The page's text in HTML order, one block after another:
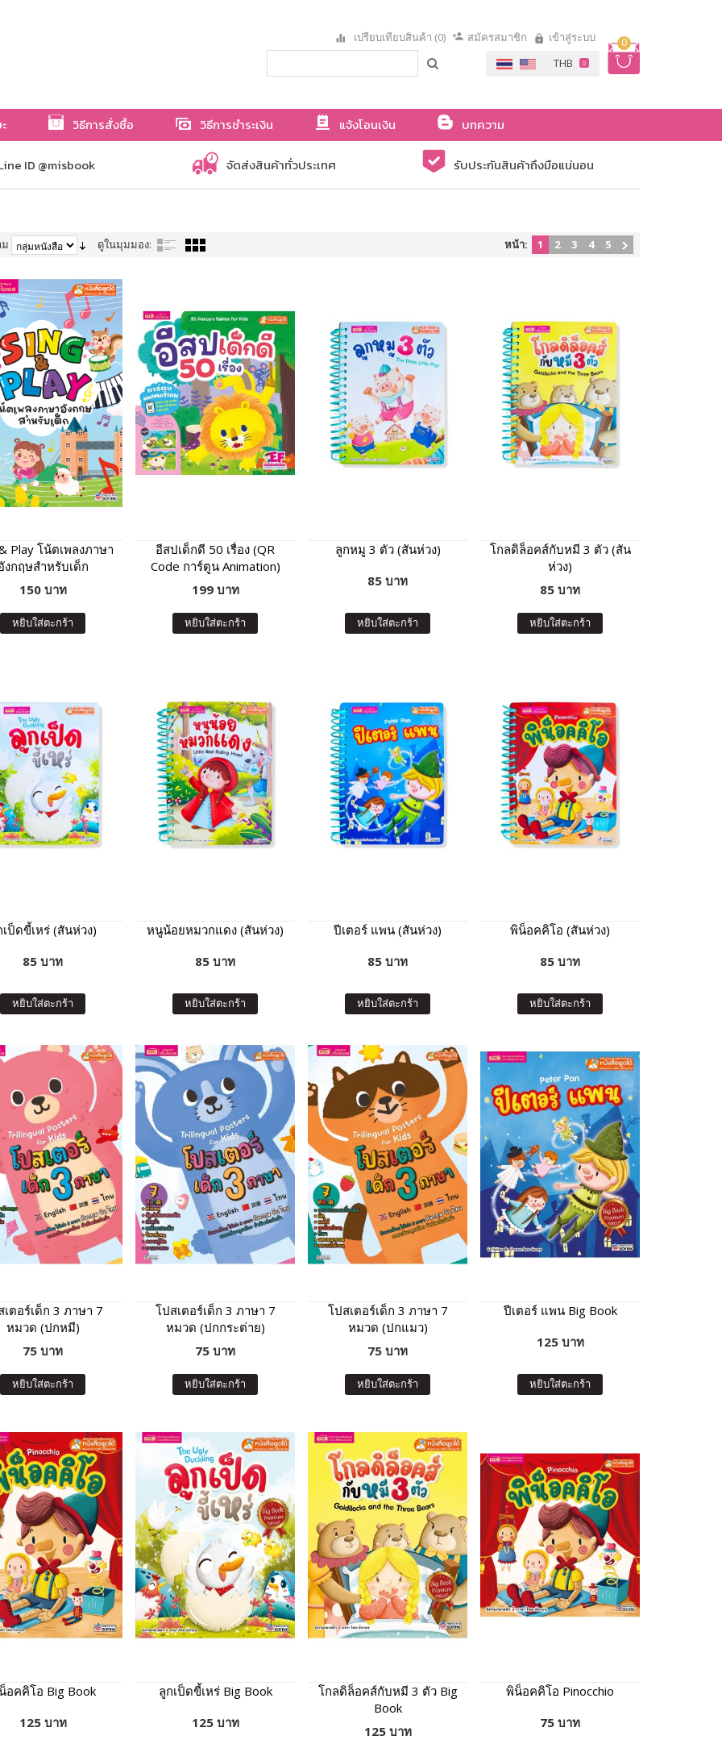
0
เปรียบเทียบสินค้า (0) สมัครสมาชิก เข้าสู่ระบบ
วิธีการสั่งซื้อ วิธีการชำระเงิน แจ้งโอนเงิน บทความ
ID @misbook จัดส่งสินค้าทั่วประเทศ รับประกันสินค้าถึงมือแน่นอน
ม ดูในมุมมอง: หน้า: 1 2 3 4 5
Play โน้ตเพลงภาษา
งกฤษสำหรับเด็ก
150 บาท
หยิบใส่ตะกร้า
อีสปเด็กดี 50 เรื่อง (QR
Code การ์ตูน Animation)
199 บาท
หยิบใส่ตะกร้า
ลูกหมู 3 ตัว (สันห่วง)
85 บาท
หยิบใส่ตะกร้า
โกลดิล็อคส์กับหมี 3 ตัว (สัน
ห่วง)
85 บาท
หยิบใส่ตะกร้า
ป็ดขี้เหร่ (สันห่วง)
85 บาท
หยิบใส่ตะกร้า
หนูน้อยหมวกแดง (สันห่วง)
85 บาท
หยิบใส่ตะกร้า
ปีเตอร์ แพน (สันห่วง)
85 บาท
หยิบใส่ตะกร้า
พิน็อคคิโอ (สันห่วง)
85 บาท
หยิบใส่ตะกร้า
เตอร์เด็ก 3 ภาษา 7
หมวด (ปกหมี)
75 บาท
หยิบใส่ตะกร้า
โปสเตอร์เด็ก 3 ภาษา 7
หมวด (ปกกระต่าย)
75 บาท
หยิบใส่ตะกร้า
โปสเตอร์เด็ก 3 ภาษา 7
หมวด (ปกแมว)
75 บาท
หยิบใส่ตะกร้า
ปีเตอร์ แพน Big Book
125 บาท
หยิบใส่ตะกร้า
อคคิโอ Big Book
125 บาท
ลูกเป็ดขี้เหร่ Big Book
125 บาท
โกลดิล็อคส์กับหมี 3 ตัว Big
Book
125 บาท
พิน็อคคิโอ Pinocchio
75 บาท